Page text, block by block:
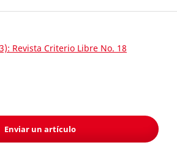
Revista Criterio Libre No. 18
Enviar un artículo